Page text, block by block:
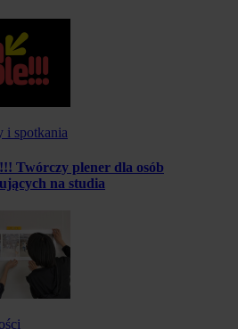
i spotkania
Twórczy plener dla osób
na studia